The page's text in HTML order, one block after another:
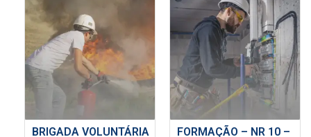
BRIGADA VOLUNTÁRIA FORMAÇÃO – NR 10 –